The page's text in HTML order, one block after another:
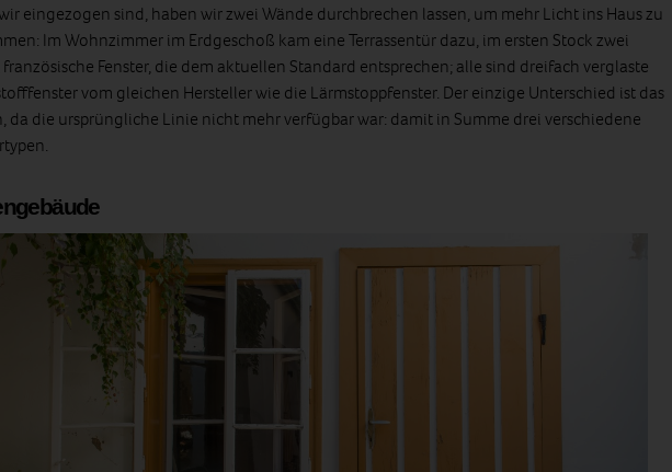
eingezogen sind, haben wir zwei Wände durchbrechen lassen, um mehr Licht ins Haus zu
Im Wohnzimmer im Erdgeschoß kam eine Terrassentür dazu, im ersten Stock zwei
Fenster, die dem aktuellen Standard entsprechen; alle sind dreifach verglaste
vom gleichen Hersteller wie die Lärmstoppfenster. Der einzige Unterschied ist das
da die ursprüngliche Linie nicht mehr verfügbar war: damit in Summe drei verschiedene